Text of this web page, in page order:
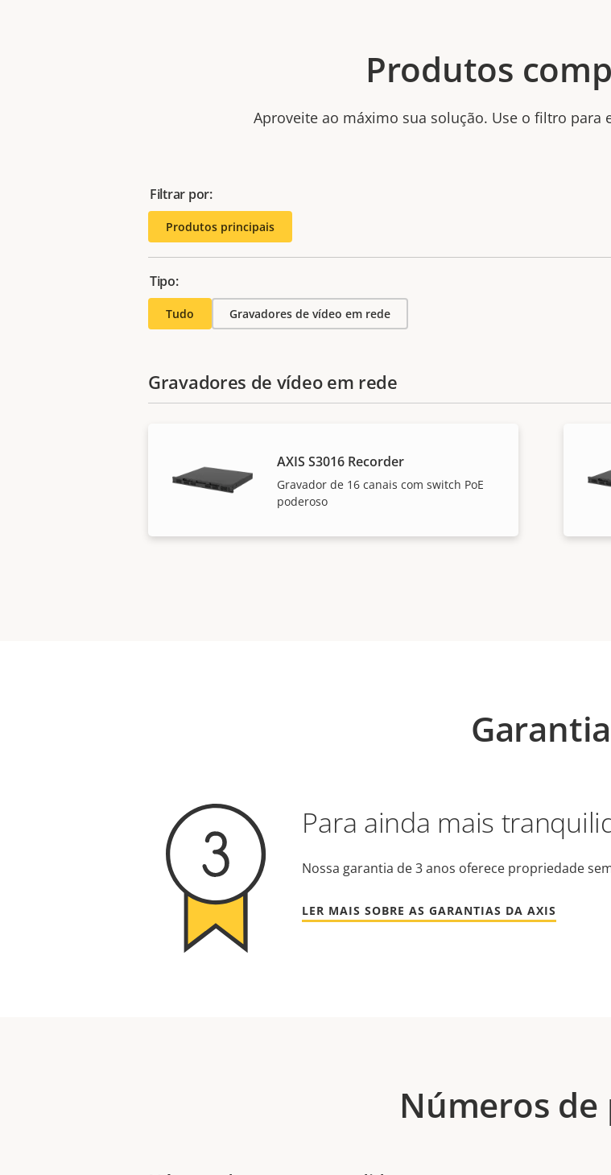
Produtos
Aproveite ao máximo sua solução. Use o filtro
Filtrar por:
Produtos principais
Tipo:
Tudo Gravadores de vídeo em rede
Gravadores de vídeo em rede
AXIS S3016 Recorder
Gravador de 16 canais com switch PoE
poderoso
Garantia
Para ainda mais
Nossa garantia de 3 anos oferece propriedade
LER MAIS SOBRE AS GARANTIAS DA AXIS
Números de